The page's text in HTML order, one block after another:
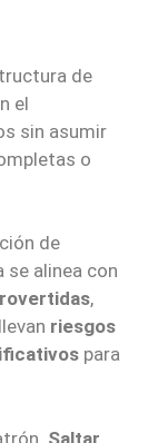
de
el
sin asumir
o
de
alinea con
,
riesgos
para
Saltar